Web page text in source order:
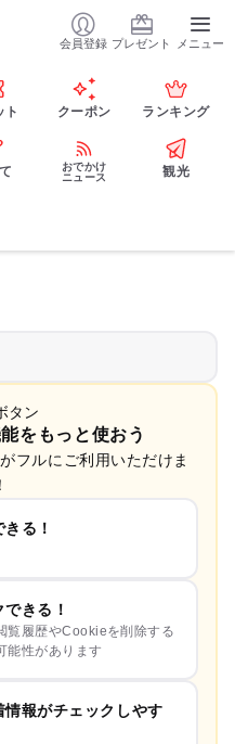
会員登録 プレゼント メニュー
ト クーポン ランキング
おでかけ
ニュース
観光
をもっと使おう
フルにご利用いただけま
る！
きる！
覧履歴やCookieを削除する
能性があります
報がチェックしやす